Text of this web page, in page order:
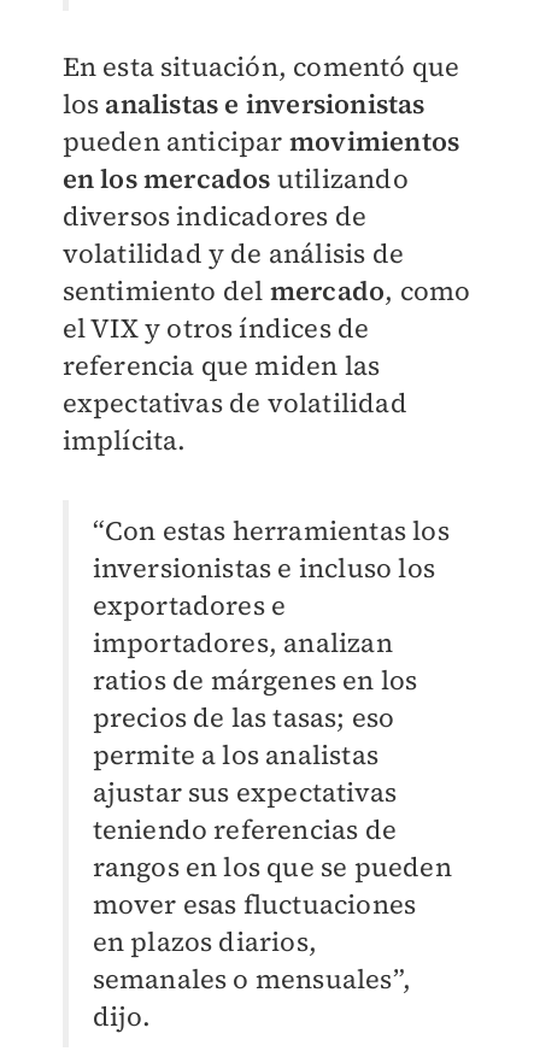
En esta situación, comentó que
los analistas e inversionistas
pueden anticipar movimientos
en los mercados utilizando
diversos indicadores de
volatilidad y de análisis de
sentimiento del mercado, como
el VIX y otros índices de
referencia que miden las
expectativas de volatilidad
implícita.
“Con estas herramientas los
inversionistas e incluso los
exportadores e
importadores, analizan
ratios de márgenes en los
precios de las tasas; eso
permite a los analistas
ajustar sus expectativas
teniendo referencias de
rangos en los que se pueden
mover esas fluctuaciones
en plazos diarios,
semanales o mensuales”,
dijo.